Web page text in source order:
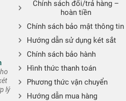
lý
Chính sách đổi/trả hàng –
hoàn tiền
Chính sách bảo mật thông tin
Hướng dẫn sử dụng két sắt
Chính sách bảo hành
Hình thức thanh toán
Phương thức vận chuyển
Hướng dẫn mua hàng